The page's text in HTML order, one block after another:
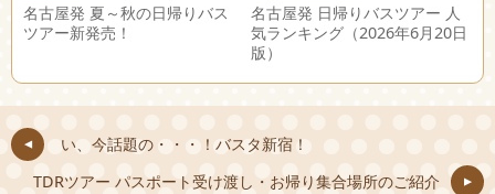
名古屋発 夏～秋の日帰りバス
ツアー新発売！
名古屋発 日帰りバスツアー 人
気ランキング（2026年6月20日
版）
い、今話題の・・・！バスタ新宿！
TDRツアー パスポート受け渡し・お帰り集合場所のご紹介